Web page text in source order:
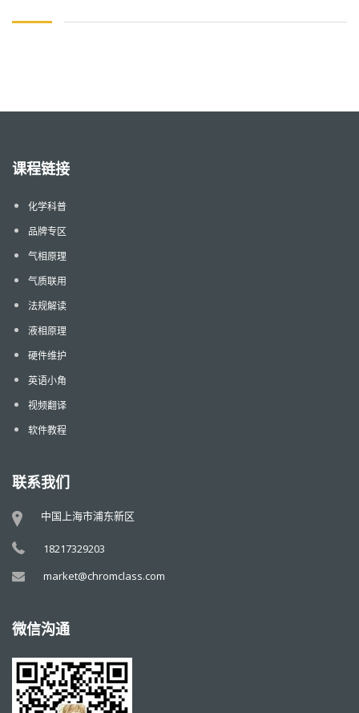
课程链接
化学科普
品牌专区
气相原理
气质联用
法规解读
液相原理
硬件维护
英语小角
视频翻译
软件教程
联系我们
中国上海市浦东新区
18217329203
market@chromclass.com
微信沟通